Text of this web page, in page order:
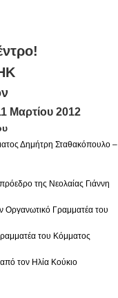
Μαρτίου 2012
Δημήτρη Σταθακόπουλο –
της Νεολαίας Γιάννη
Οργανωτικό Γραμματέα του
του Κόμματος
τον Ηλία Κούκιο